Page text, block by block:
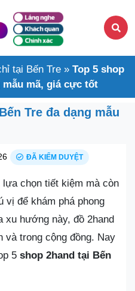
tại Bến Tre » Top 5 shop
mẫu mã, giá cực tốt
Tre đa dạng mẫu
ĐÃ KIỂM DUYỆT
chọn tiết kiệm mà còn
vị để khám phá phong
xu hướng này, đồ 2hand
và trong cộng đồng. Nay
5 shop 2hand tại Bến